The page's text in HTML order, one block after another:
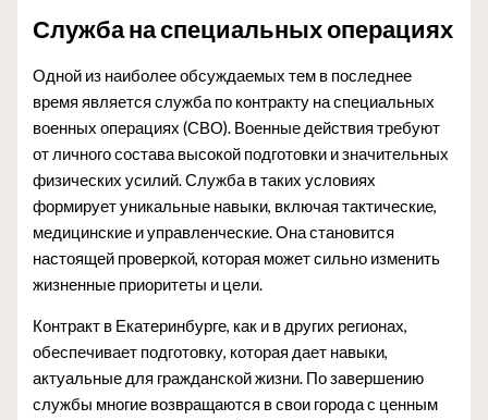
Служба на специальных операциях
Одной из наиболее обсуждаемых тем в последнее
время является служба по контракту на специальных
военных операциях (СВО). Военные действия требуют
от личного состава высокой подготовки и значительных
физических усилий. Служба в таких условиях
формирует уникальные навыки, включая тактические,
медицинские и управленческие. Она становится
настоящей проверкой, которая может сильно изменить
жизненные приоритеты и цели.
Контракт в Екатеринбурге, как и в других регионах,
обеспечивает подготовку, которая дает навыки,
актуальные для гражданской жизни. По завершению
службы многие возвращаются в свои города с ценным